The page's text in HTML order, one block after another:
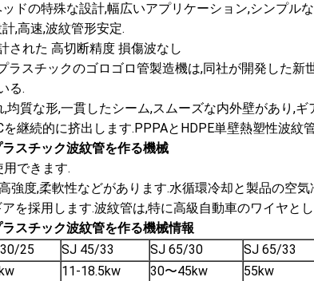
ドの特殊な設計,幅広いアプリケーション,シンプル
,高速,波紋管形安定.
された 高切断精度 損傷波なし
ラスチックのゴロゴロ管製造機は,同社が開発した新
る.
均質な形,一貫したシーム,スムーズな内外壁があり,
継続的に挤出します.PPPAとHDPE単壁熱塑性波紋
スチック波紋管を作る機械
できます.
強度,柔軟性などがあります.水循環冷却と製品の空
を採用します.波紋管は,特に高級自動車のワイヤと
スチック波紋管を作る機械情報
25 SJ 45/33 SJ 65/30
SJ 65/33
11-18.5kw 30〜45kw
55kw